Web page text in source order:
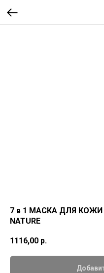
7 в 1 МАСКА ДЛЯ КОЖИ
NATURE
1116,00 р.